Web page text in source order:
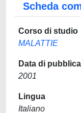
Scheda
Corso di studio
MALATTIE
Data di
2001
Lingua
Italiano